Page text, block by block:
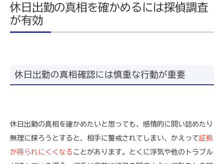
休日出勤の真相を確かめるには探偵調査
が有効
休日出勤の真相確認には慎重な行動が重要
休日出勤の真相を確かめたいと思っても、感情的に問い詰めたり
無理に探ろうとすると、相手に警戒されてしまい、かえって証拠
が得られにくくなる ことがあります。とくに浮気や他のトラブル